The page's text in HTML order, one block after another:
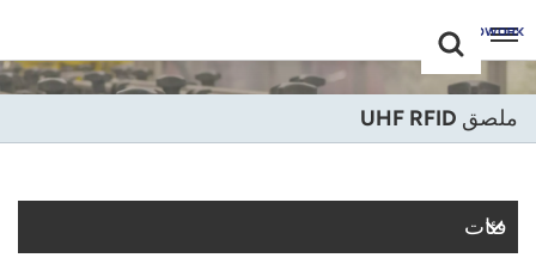
+86 -18681515767
English
Français
Deutsch
ملصق UHF RFID
فئات